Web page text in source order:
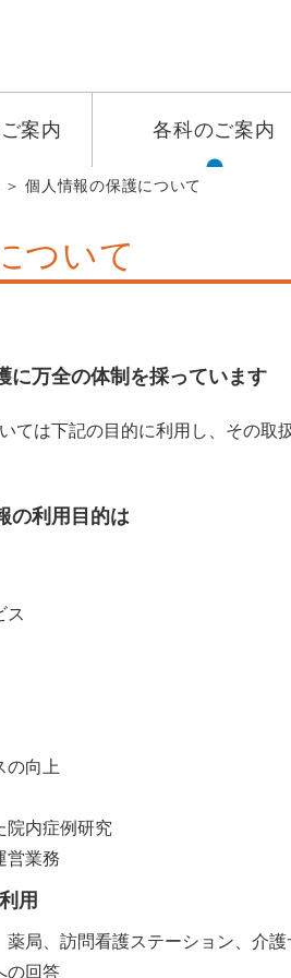
案内 各科のご案内
個人情報の保護について
ついて
に万全の体制を採っています
ては下記の目的に利用し、その
の利用目的は
ス
の向上
院内症例研究
営業務
用
局、訪問看護ステーション、介
の回答